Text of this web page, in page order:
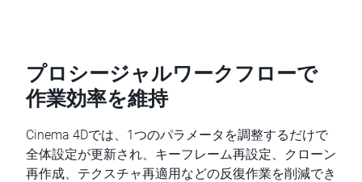
プロシージャルワークフローで
作業効率を維持
Cinema 4Dでは、1つのパラメータを調整するだけで
全体設定が更新され、キーフレーム再設定、クローン
再作成、テクスチャ再適用などの反復作業を削減でき